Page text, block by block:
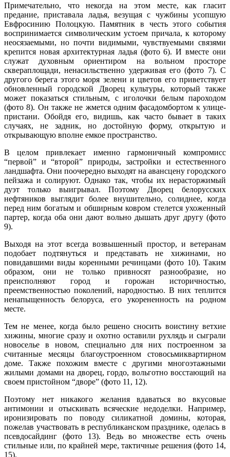
Примечательно, что некогда на этом месте, как гласит
предание, приставала ладья, везущая с чужбины усопшую
Евфросинию Полоцкую. Памятник в честь этого события
воспринимается символическим устоем причала, к которому
неосязаемыми, но почти видимыми, чувствуемыми связями
крепится новая архитектурная ладья (фото 6). И вместе они
служат духовным ориентиром на вольном просторе
сквераплощади, ненасильственно удерживая его (фото 7). С
другого берега этого моря зелени и цветов его приветствует
обновленный городской Дворец культуры, который также
может показаться стильным, с иголочки белым пароходом
(фото 8). Он также не жмется одним фасадом­бортом к улице­
пристани. Обойдя его, видишь, как часто бывает в таких
случаях, не задник, но достойную форму, открытую и
открывающую вполне емкое пространство.
В целом привлекает именно гармоничный компромисс
“первой” и “второй” природы, застройки и естественного
ландшафта. Они поочередно выходят на авансцену городского
пейзажа и солируют. Однако так, чтобы их нерасторжимый
дуэт только выигрывал. Поэтому Дворец белорусских
нефтяников выглядит более внушительно, солиднее, когда
перед ним богатым и обширным ковром стелется ухоженный
партер, когда оба они дают вольно дышать друг другу (фото
9).
Выходя на этот всегда возвышенный простор, и ветеранам
подобает подтянуться и представать не хижинами, но
повидавшими виды коренными речинцами (фото 10). Таким
образом, они не только привносят разнообразие, но
преисполняют город и горожан историчностью,
преемственностью поколений, народностью. В них теплится
ненапыщенность белоруса, его укорененность на родном
месте.
Тем не менее, когда было решено сносить воистину ветхие
хижины, многие сразу и охотно оставили рухлядь и сыграли
новоселье в новом, специально для них построенном за
считанные месяцы благоустроенном стовосьми­квартирном
доме. Также похожим вместе с другими многоэтажными
жилыми домами на дворец, гордо, вольготно восстающий на
своем пристойном “дворе” (фото 11, 12).
Поэтому нет никакого желания вдаваться во вкусовые
антимонии и отыскивать всяческие недоделки. Например,
иронизировать по поводу силикатной домины, которая,
пожелав участвовать в республиканском празднике, оделась в
псевдосайдинг (фото 13). Ведь во множестве есть очень
стильные или, по крайней мере, тактичные решения (фото 14,
15).